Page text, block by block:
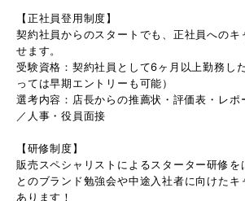
【正社員登用制度】
契約社員からのスタートでも、正社員へのキ
せます。
受験資格：契約社員として6ヶ月以上勤務し
っては早期エントリーも可能）
選考内容：店長からの推薦状・評価表・レポ
／人事・役員面接
【研修制度】
販売スペシャリストによるスターター研修を
とのブランド勉強会や中途入社者に向けた
あります！